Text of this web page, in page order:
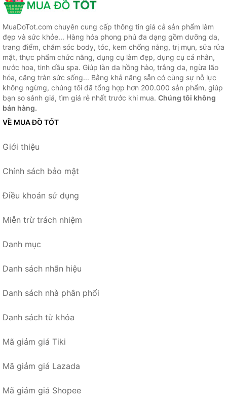
MuaDoTot.com chuyên cung cấp thông tin giá cả sản phẩm làm
đẹp và sức khỏe... Hàng hóa phong phú đa dạng gồm dưỡng da,
trang điểm, chăm sóc body, tóc, kem chống nắng, trị mụn, sữa rửa
mặt, thực phẩm chức năng, dụng cụ làm đẹp, dụng cụ cá nhân,
nước hoa, tinh dầu spa. Giúp làn da hồng hào, trắng da, ngừa lão
hóa, căng tràn sức sống... Bằng khả năng sẵn có cùng sự nỗ lực
không ngừng, chúng tôi đã tổng hợp hơn 200.000 sản phẩm, giúp
bạn so sánh giá, tìm giá rẻ nhất trước khi mua. Chúng tôi không
bán hàng.
VỀ MUA ĐỒ TỐT
Giới thiệu
Chính sách bảo mật
Điều khoản sử dụng
Miễn trừ trách nhiệm
Danh mục
Danh sách nhãn hiệu
Danh sách nhà phân phối
Danh sách từ khóa
Mã giảm giá Tiki
Mã giảm giá Lazada
Mã giảm giá Shopee